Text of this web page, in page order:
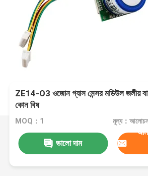
ZE14-O3 ওজোন গ্যাস সেন্সর মডিউল জলীয়
কোন বিষ
MOQ：1 মূল্য：
ভালো দাম